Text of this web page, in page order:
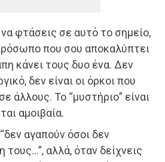
φτάσεις σε αυτό το σημείο,
που σου αποκαλύπτει
κάνει τους δυο ένα. Δεν
δεν είναι οι όρκοι που
άλλους. Το “μυστήριο” είναι
αμοιβαία.
αγαπούν όσοι δεν
τους…”, αλλά, όταν δείχνεις